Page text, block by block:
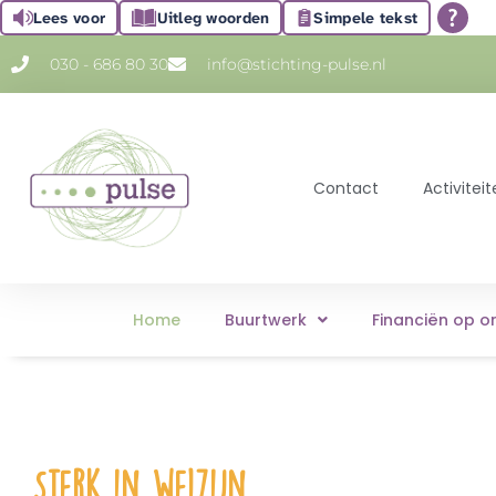
Lees voor Uitleg woorden Simpele tekst
030 - 686 80 30 info@stichting-pulse.nl
Contact
Home Buurtwerk Financiën op
Sterk in welzijn